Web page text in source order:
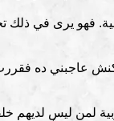
فهو يرى في ذلك
عاجبني ده
لمن ليس لديهم